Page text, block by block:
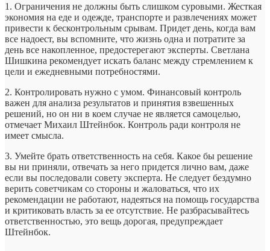
1. Ограничения не должны быть слишком суровыми. Жесткая
экономия на еде и одежде, транспорте и развлечениях может
привести к бесконтрольным срывам. Придет день, когда вам
все надоест, вы вспомните, что жизнь одна и потратите за
день все накопленное, предостерегают эксперты. Светлана
Шишкина рекомендует искать баланс между стремлением к
цели и ежедневными потребностями.
2. Контролировать нужно с умом. Финансовый контроль
важен для анализа результатов и принятия взвешенных
решений, но он ни в коем случае не является самоцелью,
отмечает Михаил Штейнбок. Контроль ради контроля не
имеет смысла.
3. Умейте брать ответственность на себя. Какое бы решение
вы ни приняли, отвечать за него придется лично вам, даже
если вы последовали совету эксперта. Не следует бездумно
верить советчикам со стороны и жаловаться, что их
рекомендации не работают, надеяться на помощь государства
и критиковать власть за ее отсутствие. Не разбрасывайтесь
ответственностью, это вещь дорогая, предупреждает
Штейнбок.